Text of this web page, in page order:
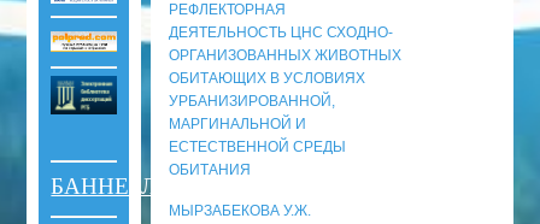
РЕФЛЕКТОРНАЯ
ДЕЯТЕЛЬНОСТЬ ЦНС СХОДНО-
ОРГАНИЗОВАННЫХ ЖИВОТНЫХ
ОБИТАЮЩИХ В УСЛОВИЯХ
УРБАНИЗИРОВАННОЙ,
МАРГИНАЛЬНОЙ И
ЕСТЕСТВЕННОЙ СРЕДЫ
ОБИТАНИЯ
МЫРЗАБЕКОВА У.Ж.
БАННЕРЛЕР